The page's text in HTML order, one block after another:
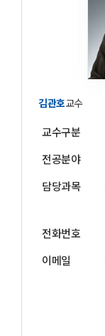
김관호교수
교수구분
전공분야
담당과목
전화번호
이메일